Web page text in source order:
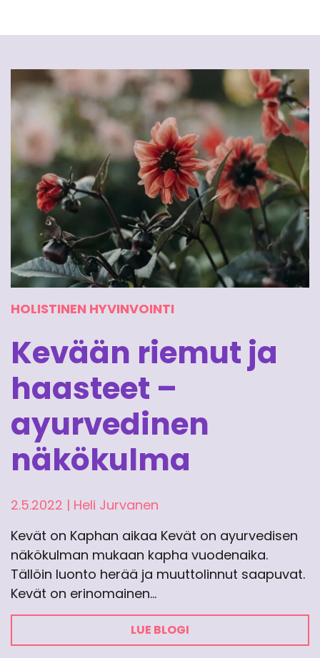
HOLISTINEN HYVINVOINTI
Kevään riemut ja
haasteet –
ayurvedinen
näkökulma
2.5.2022 | Heli Jurvanen
Kevät on Kaphan aikaa Kevät on ayurvedisen
näkökulman mukaan kapha vuodenaika.
Tällöin luonto herää ja muuttolinnut saapuvat.
Kevät on erinomainen…
LUE BLOGI